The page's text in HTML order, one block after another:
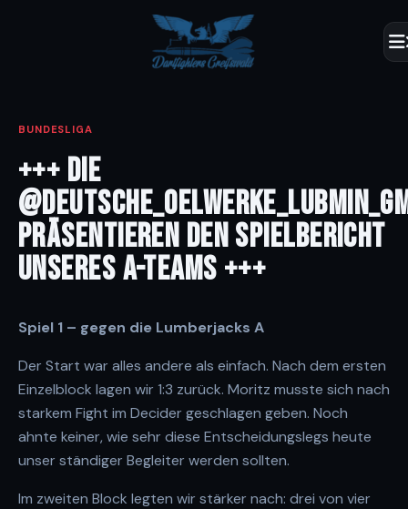
BUNDESLIGA
+++ DIE
PRÄSENTIEREN DEN SPIELBERICHT
UNSERES A-TEAMS +++
Spiel 1 – gegen die Lumberjacks A
Der Start war alles andere als einfach. Nach dem ersten
Einzelblock lagen wir 1:3 zurück. Moritz musste sich nach
starkem Fight im Decider geschlagen geben. Noch
ahnte keiner, wie sehr diese Entscheidungslegs heute
unser ständiger Begleiter werden sollten.
Im zweiten Block legten wir stärker nach: drei von vier